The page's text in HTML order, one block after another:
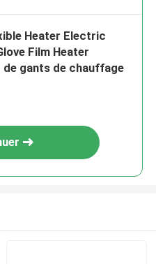
Heater Electric
Film Heater
de gants de chauffage